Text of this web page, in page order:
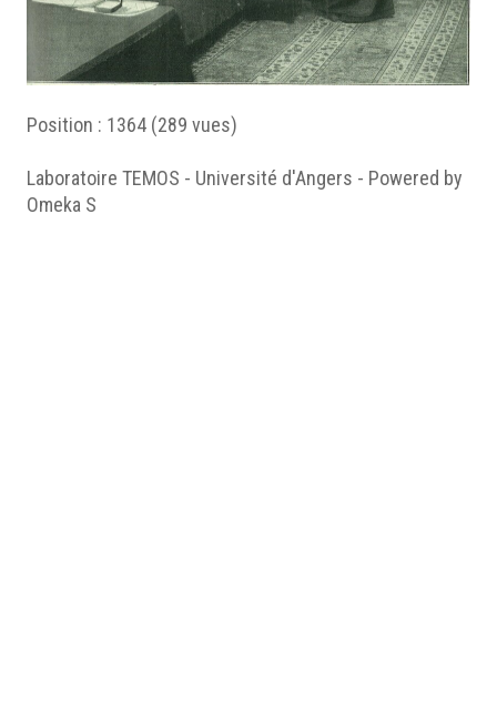
Position : 1364 (289 vues)
Laboratoire TEMOS - Université d'Angers - Powered by
Omeka S